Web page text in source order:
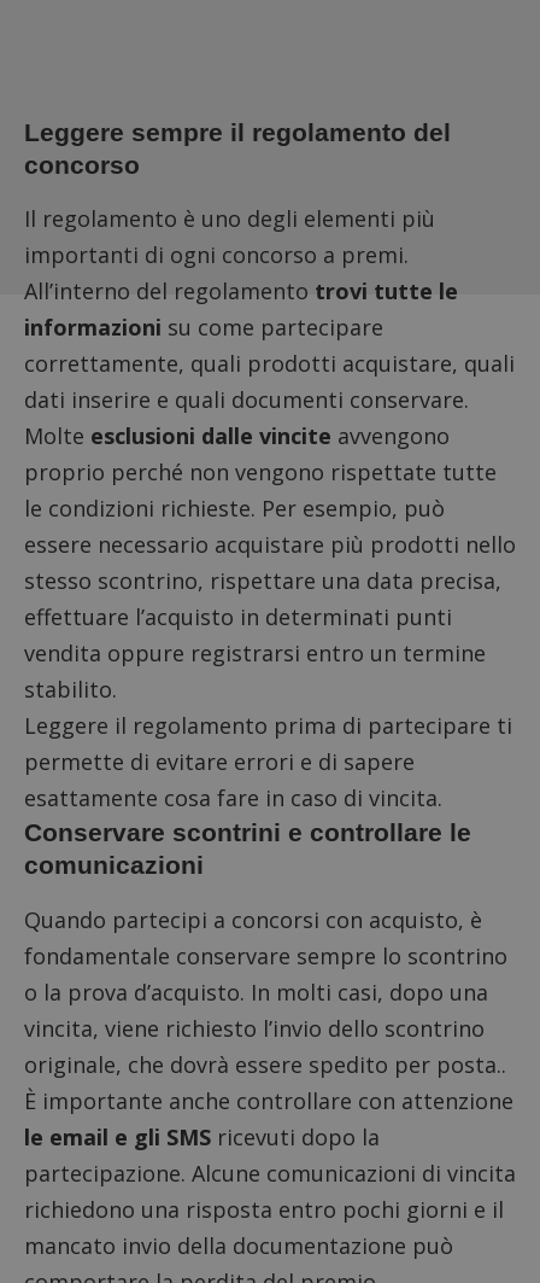
Leggere sempre il regolamento del
concorso
Il regolamento è uno degli elementi più
importanti di ogni concorso a premi.
All’interno del regolamento trovi tutte le
informazioni su come partecipare
correttamente, quali prodotti acquistare, quali
dati inserire e quali documenti conservare.
Molte esclusioni dalle vincite avvengono
proprio perché non vengono rispettate tutte
le condizioni richieste. Per esempio, può
essere necessario acquistare più prodotti nello
stesso scontrino, rispettare una data precisa,
effettuare l’acquisto in determinati punti
vendita oppure registrarsi entro un termine
stabilito.
Leggere il regolamento prima di partecipare ti
permette di evitare errori e di sapere
esattamente cosa fare in caso di vincita.
Conservare scontrini e controllare le
comunicazioni
Quando partecipi a concorsi con acquisto, è
fondamentale conservare sempre lo scontrino
o la prova d’acquisto. In molti casi, dopo una
vincita, viene richiesto l’invio dello scontrino
originale, che dovrà essere spedito per posta..
È importante anche controllare con attenzione
le email e gli SMS ricevuti dopo la
partecipazione. Alcune comunicazioni di vincita
richiedono una risposta entro pochi giorni e il
mancato invio della documentazione può